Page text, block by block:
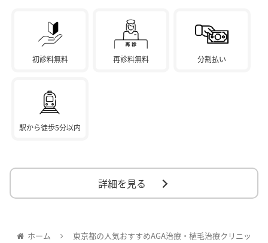
初診料無料 再診料無料 分割払い
駅から徒歩5分以内
詳細を見る
ホーム
東京都の人気おすすめAGA治療・植毛治療クリニッ